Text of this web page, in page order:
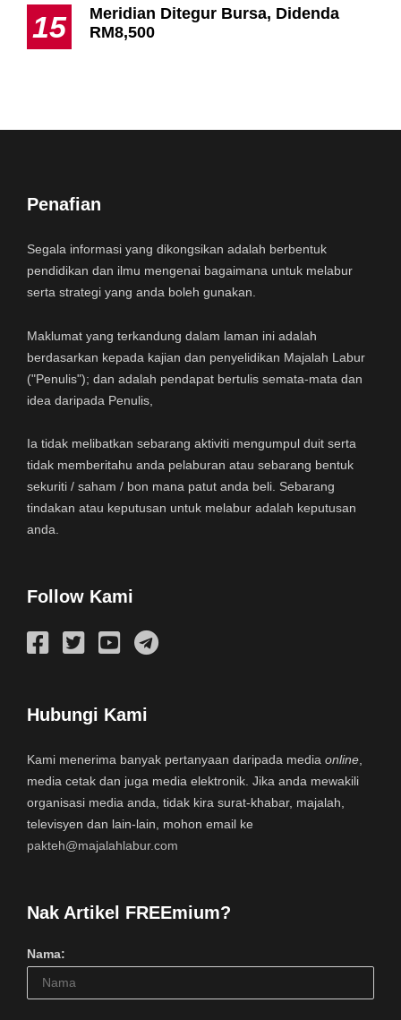
15
Meridian Ditegur Bursa, Didenda
RM8,500
Penafian
Segala informasi yang dikongsikan adalah berbentuk
pendidikan dan ilmu mengenai bagaimana untuk melabur
serta strategi yang anda boleh gunakan.
Maklumat yang terkandung dalam laman ini adalah
berdasarkan kepada kajian dan penyelidikan Majalah Labur
("Penulis"); dan adalah pendapat bertulis semata-mata dan
idea daripada Penulis,
Ia tidak melibatkan sebarang aktiviti mengumpul duit serta
tidak memberitahu anda pelaburan atau sebarang bentuk
sekuriti / saham / bon mana patut anda beli. Sebarang
tindakan atau keputusan untuk melabur adalah keputusan
anda.
Follow Kami
Hubungi Kami
Kami menerima banyak pertanyaan daripada media online
media cetak dan juga media elektronik. Jika anda mewakili
organisasi media anda, tidak kira surat-khabar, majalah,
televisyen dan lain-lain, mohon email ke
pakteh@majalahlabur.com
Nak Artikel FREEmium?
Nama: